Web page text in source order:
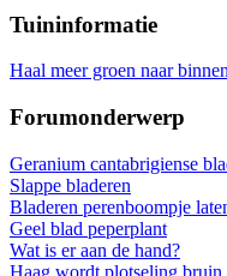
Tuininformatie
Haal meer groen naar binnen
Forumonderwerp
Geranium cantabrigiense
Slappe bladeren
Bladeren perenboompje
Geel blad peperplant
Wat is er aan de hand?
Haag wordt plotseling bruin